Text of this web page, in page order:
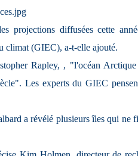
projections diffusées cette
climat (GIEC), a-t-elle ajouté.
Rapley, , "l'océan
Les experts du GIEC
a révélé plusieurs îles qui ne